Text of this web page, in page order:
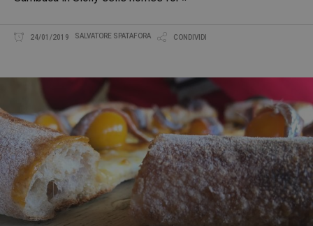
24/01/2019 SALVATORE SPATAFORA CONDIVIDI